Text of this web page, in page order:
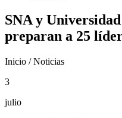
SNA y
preparan a 25
Inicio / Noticias
3
julio